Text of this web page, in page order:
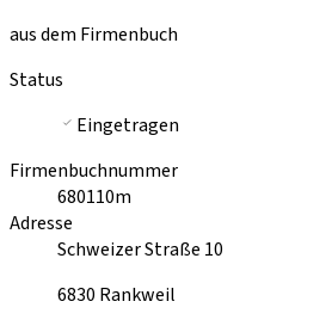
aus dem Firmenbuch
Status
Eingetragen
Firmenbuchnummer
680110m
Adresse
Schweizer Straße 10
6830 Rankweil